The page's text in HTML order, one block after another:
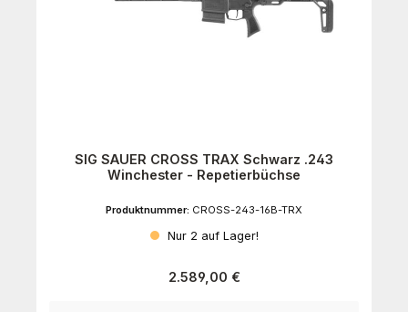
SIG SAUER CROSS TRAX Schwarz .243
Winchester - Repetierbüchse
Produktnummer: CROSS-243-16B-TRX
Nur 2 auf Lager!
Regulärer Preis:
2.589,00 €